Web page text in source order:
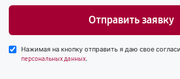
Отправить заявку
Нажимая на кнопку отправить я даю свое
персональных данных.